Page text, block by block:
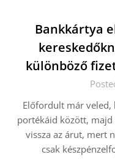
Bankkártya
különböző
Előfordult már veled,
portékáid között, majd
vissza az árut, mert
csak